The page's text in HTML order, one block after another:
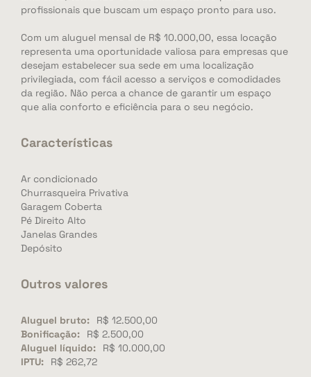
profissionais que buscam um espaço pronto para uso.
Com um aluguel mensal de R$ 10.000,00, essa locação
representa uma oportunidade valiosa para empresas que
desejam estabelecer sua sede em uma localização
privilegiada, com fácil acesso a serviços e comodidades
da região. Não perca a chance de garantir um espaço
que alia conforto e eficiência para o seu negócio.
Características
Ar condicionado
Churrasqueira Privativa
Garagem Coberta
Pé Direito Alto
Janelas Grandes
Depósito
Outros valores
Aluguel bruto:
R$ 12.500,00
Bonificação:
R$ 2.500,00
Aluguel líquido:
R$ 10.000,00
IPTU:
R$ 262,72